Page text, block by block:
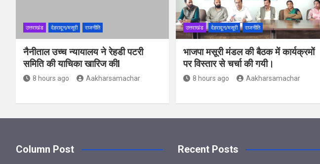
उत्तराखंड देहरादून/मसूरी राजनीति
नैनीताल उच्च न्यायालय ने रेहडी पटरी
समिति की याचिका खारिज कीl
8 hours ago Aakharsamachar
उत्तराखंड देहरादून/मसूरी राजनीति
भाजपा मसूरी मंडल की बैठक में कार्यक्रमों
पर विस्तार से चर्चा की गयी।
8 hours ago Aakharsamachar
Column Post Recent Posts